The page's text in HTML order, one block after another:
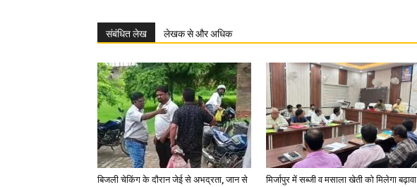
संबंधित लेख लेखक से और अधिक
बिजली चेकिंग के दौरान जेई से अभद्रता, जान से
मिर्जापुर में सब्जी व मसाला खेती को मिलेगा बढ़ावा